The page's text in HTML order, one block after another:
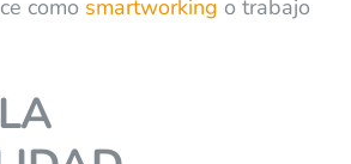
como smartworking o trabajo